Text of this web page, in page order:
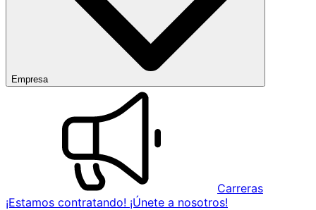
Empresa
Carreras
¡Estamos contratando! ¡Únete a nosotros!